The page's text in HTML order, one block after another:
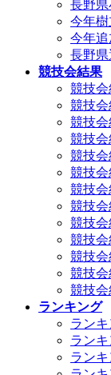
長野
今年
今年
長野
競技会結果
競技会
競技会
競技会
競技会
競技会
競技会
競技会
競技会
競技会
競技会
競技会
競技会
競技会
ランキング
ランキ
ランキ
ランキ